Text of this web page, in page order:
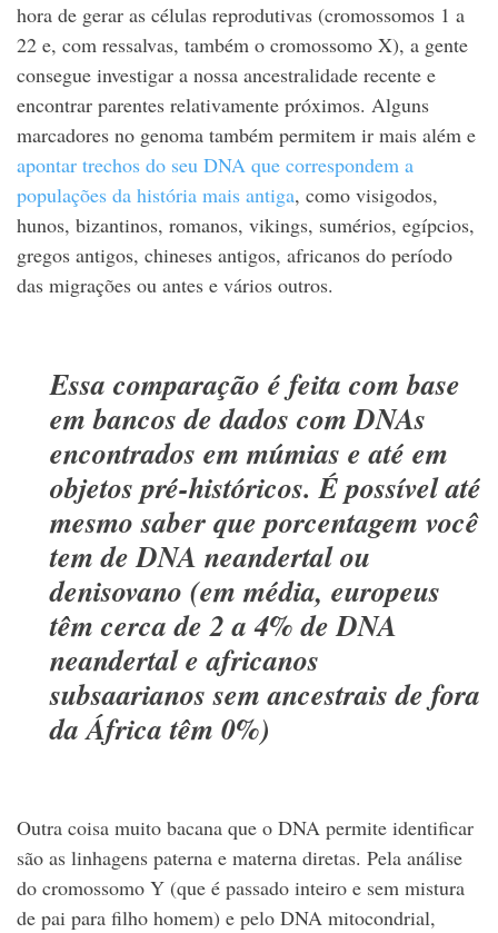
hora de gerar as células reprodutivas (cromossomos 1 a
22 e, com ressalvas, também o cromossomo X), a gente
consegue investigar a nossa ancestralidade recente e
encontrar parentes relativamente próximos. Alguns
marcadores no genoma também permitem ir mais além e
apontar trechos do seu DNA que correspondem a
populações da história mais antiga, como visigodos,
hunos, bizantinos, romanos, vikings, sumérios, egípcios,
gregos antigos, chineses antigos, africanos do período
das migrações ou antes e vários outros.
Essa comparação é feita com base
em bancos de dados com DNAs
encontrados em múmias e até em
objetos pré-históricos. É possível até
mesmo saber que porcentagem você
tem de DNA neandertal ou
denisovano (em média, europeus
têm cerca de 2 a 4% de DNA
neandertal e africanos
subsaarianos sem ancestrais de fora
da África têm 0%)
Outra coisa muito bacana que o DNA permite identificar
são as linhagens paterna e materna diretas. Pela análise
do cromossomo Y (que é passado inteiro e sem mistura
de pai para filho homem) e pelo DNA mitocondrial,